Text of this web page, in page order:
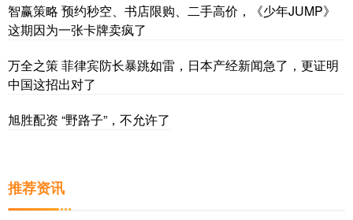
智赢策略 预约秒空、书店限购、二手高价，《少年JUMP》
这期因为一张卡牌卖疯了
万全之策 菲律宾防长暴跳如雷，日本产经新闻急了，更证明
中国这招出对了
旭胜配资 “野路子”，不允许了
推荐资讯